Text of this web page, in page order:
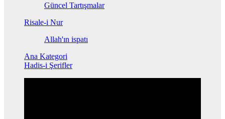
Güncel Tartışmalar
Risale-i Nur
Allah'ın ispatı
Ana Kategori
Hadis-i Şerifler